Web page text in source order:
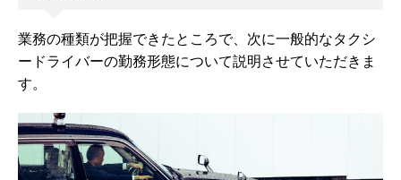
業務の種類が把握できたところで、次に一般的なタクシ
ードライバーの勤務形態について説明させていただきま
す。